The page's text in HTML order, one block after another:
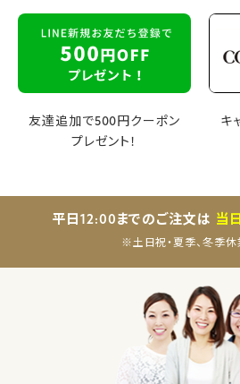
友達追加で500円クーポン
プレゼント！
キ
平日12:00までのご注文は 当
※土日祝・夏季、冬季休